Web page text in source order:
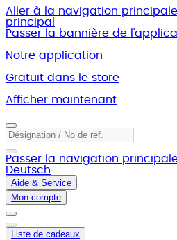
Aller à la navigation principale
principal
Passer la bannière de
Notre application
Gratuit dans le store
Afficher maintenant
Passer la navigation
Deutsch
Aide & Service
Mon compte
Liste de cadeaux